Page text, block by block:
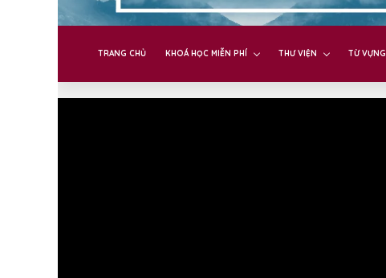
TRANG CHỦ KHOÁ HỌC MIỄN PHÍ THƯ VIỆN TỪ VỰNG